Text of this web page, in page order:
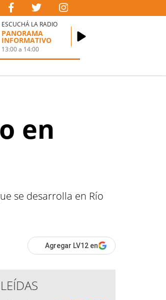
ESCUCHÁ LA RADIO
PANORAMA
INFORMATIVO
13:00a 14:00
en
se desarrolla en Río
Agregar LV12 en